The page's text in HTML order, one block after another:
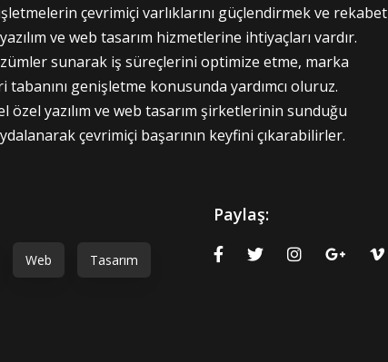
çevrimiçi varlıklarını güçlendirmek ve rekabet
ve web tasarım hizmetlerine ihtiyaçları vardır.
sunarak iş süreçlerini optimize etme, marka
genişletme konusunda yardımcı oluruz.
özel yazılım ve web tasarım şirketlerinin sunduğu
çevrimiçi başarının keyfini çıkarabilirler.
Web Tasarım
Paylaş: